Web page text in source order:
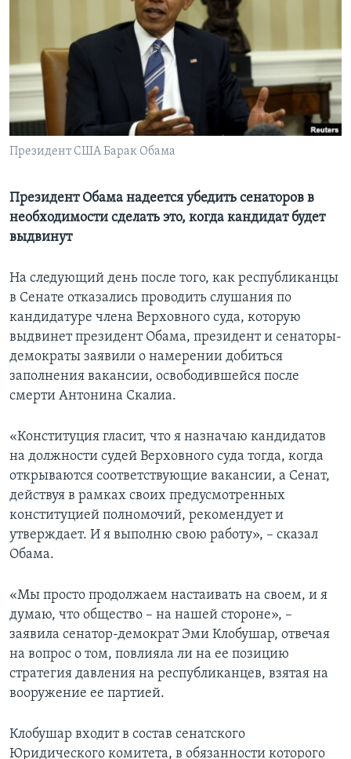
Learning English
СОЦИАЛЬНЫЕ СЕТИ
Президент США Барак Обама
Президент Обама надеется убедить сенаторов в
необходимости сделать это, когда кандидат будет
выдвинут
На следующий день после того, как республиканцы
в Сенате отказались проводить слушания по
кандидатуре члена Верховного суда, которую
выдвинет президент Обама, президент и сенаторы-
демократы заявили о намерении добиться
заполнения вакансии, освободившейся после
смерти Антонина Скалиа.
«Конституция гласит, что я назначаю кандидатов
на должности судей Верховного суда тогда, когда
открываются соответствующие вакансии, а Сенат,
действуя в рамках своих предусмотренных
конституцией полномочий, рекомендует и
утверждает. И я выполню свою работу», – сказал
Обама.
«Мы просто продолжаем настаивать на своем, и я
думаю, что общество – на нашей стороне», –
заявила сенатор-демократ Эми Клобушар, отвечая
на вопрос о том, повлияла ли на ее позицию
стратегия давления на республиканцев, взятая на
вооружение ее партией.
Клобушар входит в состав сенатского
Юридического комитета, в обязанности которого